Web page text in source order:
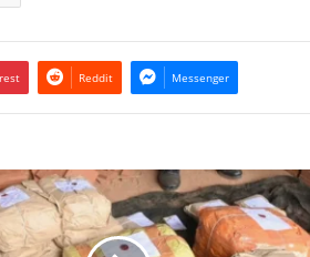
Reddit Messenger